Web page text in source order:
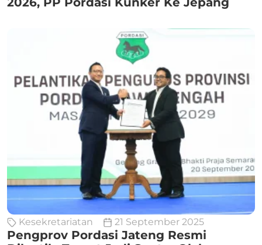
Kesekretariatan 21 September 2025
Pengprov Pordasi Jateng Resmi